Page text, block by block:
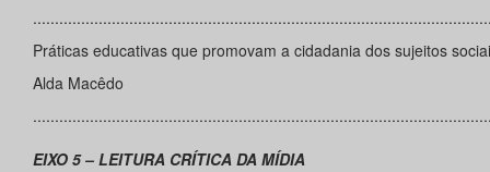
Práticas educativas que promovam a cidadania dos sujeitos
Alda Macêdo
EIXO 5 – LEITURA CRÍTICA DA MÍDIA